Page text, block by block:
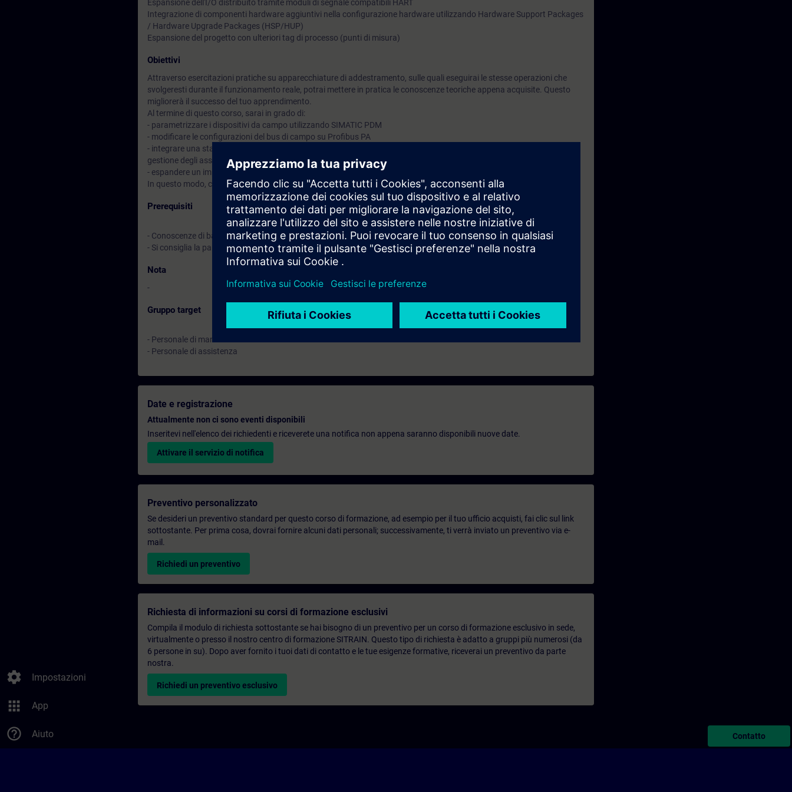
settings Impostazioni
apps App
help_outline Aiuto
Espansione dell'I/O distribuito tramite moduli di segnale compatibili HART
Integrazione di componenti hardware aggiuntivi nella configurazione hardware utilizzando Hardware Support Packages
/ Hardware Upgrade Packages (HSP/HUP)
Espansione del progetto con ulteriori tag di processo (punti di misura)
Obiettivi
Attraverso esercitazioni pratiche su apparecchiature di addestramento, sulle quali eseguirai le stesse operazioni che
svolgeresti durante il funzionamento reale, potrai mettere in pratica le conoscenze teoriche appena acquisite. Questo
migliorerà il successo del tuo apprendimento.
Al termine di questo corso, sarai in grado di:
- parametrizzare i dispositivi da campo utilizzando SIMATIC PDM
- modificare le configurazioni del bus di campo su Profibus PA
- integrare una stazione di manutenzione SIMATIC PCS 7 nel progetto PCS 7, attivare e utilizzare le funzioni integrate di
gestione degli asset di SIMATIC PCS 7
- espandere un impianto PCS 7 esistente con ulteriori tag di processo, sia a livello hardware che software
In questo modo, contribuirai a ridurre i tempi di inattività, aumentando l'efficienza del tuo sistema di automazione.
Prerequisiti
- Conoscenze di base di ingegneria elettrica, sistemi di controllo e regolazione, e ingegneria dell'automazione di processo
- Si consiglia la partecipazione al corso di formazione ST-PCS7SR1 o ST-PCS7SYS
Nota
-
Gruppo target
- Personale di manutenzione
- Personale di assistenza
Date e registrazione
Attualmente non ci sono eventi disponibili
Inseritevi nell'elenco dei richiedenti e riceverete una notifica non appena saranno disponibili nuove date.
Attivare il servizio di notifica
Preventivo personalizzato
Se desideri un preventivo standard per questo corso di formazione, ad esempio per il tuo ufficio acquisti, fai clic sul link
sottostante. Per prima cosa, dovrai fornire alcuni dati personali; successivamente, ti verrà inviato un preventivo via e-
mail.
Richiedi un preventivo
Richiesta di informazioni su corsi di formazione esclusivi
Compila il modulo di richiesta sottostante se hai bisogno di un preventivo per un corso di formazione esclusivo in sede,
virtualmente o presso il nostro centro di formazione SITRAIN. Questo tipo di richiesta è adatto a gruppi più numerosi (da
6 persone in su). Dopo aver fornito i tuoi dati di contatto e le tue esigenze formative, riceverai un preventivo da parte
nostra.
Richiedi un preventivo esclusivo
Contatto